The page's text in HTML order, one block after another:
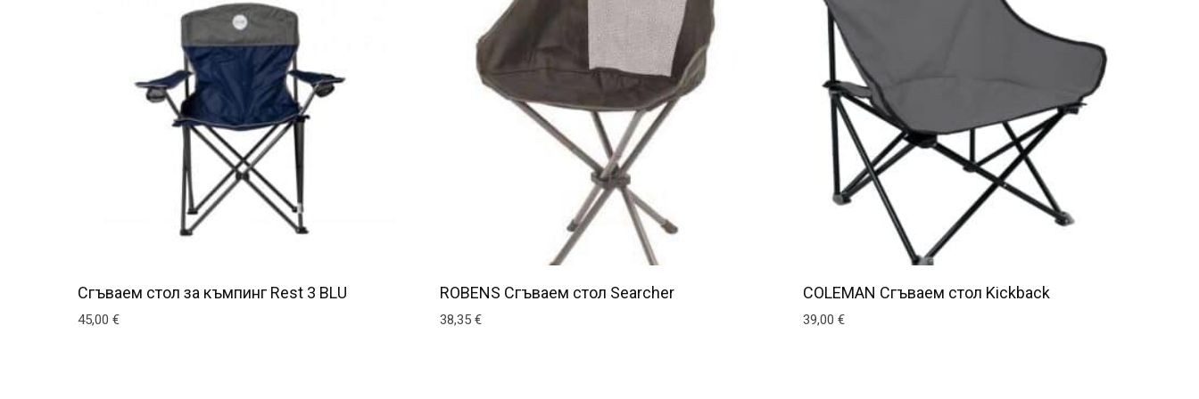
Сгъваем стол за къмпинг Rest 3 BLU
45,00 €
ROBENS Сгъваем стол Searcher
38,35€
COLEMAN Сгъваем стол Kickback
39,00 €